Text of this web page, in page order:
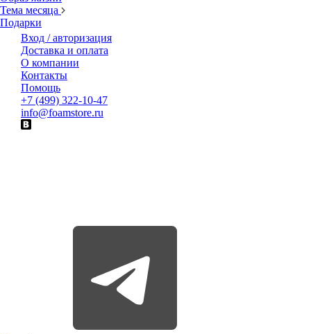
Тема месяца
Подарки
Вход / авторизация
Доставка и оплата
О компании
Контакты
Помощь
+7 (499) 322-10-47
info@foamstore.ru